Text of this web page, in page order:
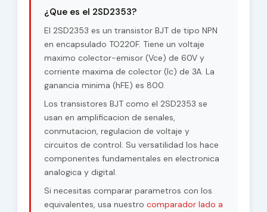
¿Que es el 2SD2353?
El 2SD2353 es un transistor BJT de tipo NPN
en encapsulado TO220F. Tiene un voltaje
maximo colector-emisor (Vce) de 60V y
corriente maxima de colector (Ic) de 3A. La
ganancia minima (hFE) es 800.
Los transistores BJT como el 2SD2353 se
usan en amplificacion de senales,
conmutacion, regulacion de voltaje y
circuitos de control. Su versatilidad los hace
componentes fundamentales en electronica
analogica y digital.
Si necesitas comparar parametros con los
equivalentes, usa nuestro comparador lado a